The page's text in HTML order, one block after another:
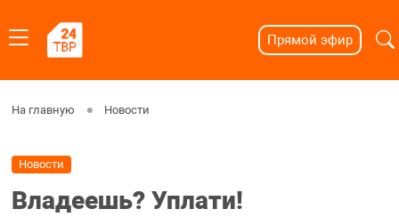
Прямой эфир
На главную Новости
Новости
Владеешь? Уплати!